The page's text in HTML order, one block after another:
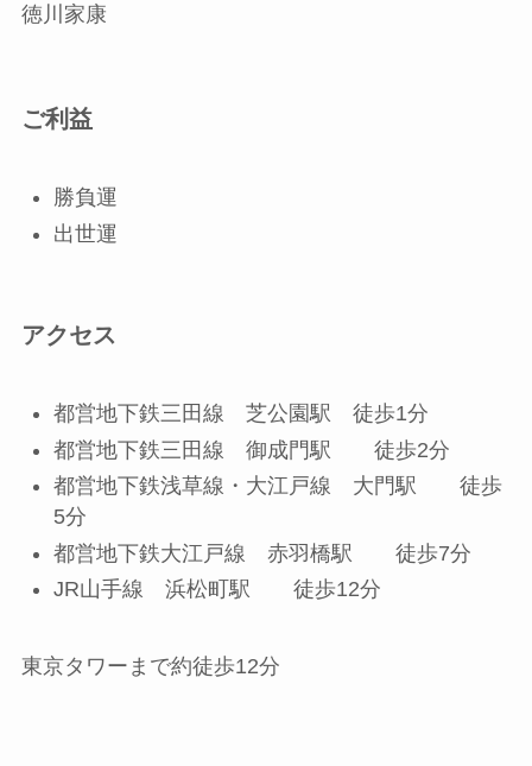
徳川家康
ご利益
勝負運
出世運
アクセス
都営地下鉄三田線 芝公園駅 徒歩1分
都営地下鉄三田線 御成門駅 徒歩2分
都営地下鉄浅草線・大江戸線 大門駅 徒歩
5分
都営地下鉄大江戸線 赤羽橋駅 徒歩7分
JR山手線 浜松町駅 徒歩12分
東京タワーまで約徒歩12分